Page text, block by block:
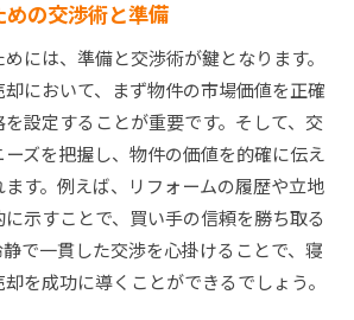
の交渉術と準備
には、準備と交渉術が鍵となります。
において、まず物件の市場価値を正確
設定することが重要です。そして、交
ズを把握し、物件の価値を的確に伝え
す。例えば、リフォームの履歴や立地
示すことで、買い手の信頼を勝ち取る
で一貫した交渉を心掛けることで、寝
を成功に導くことができるでしょう。